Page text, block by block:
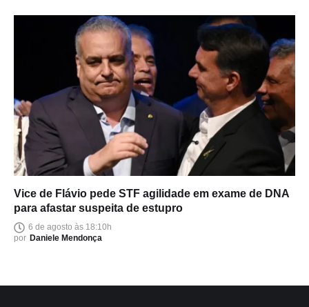
Vice de Flávio pede STF agilidade em exame de DNA
para afastar suspeita de estupro
6 de agosto às 18:10h
por Daniele Mendonça